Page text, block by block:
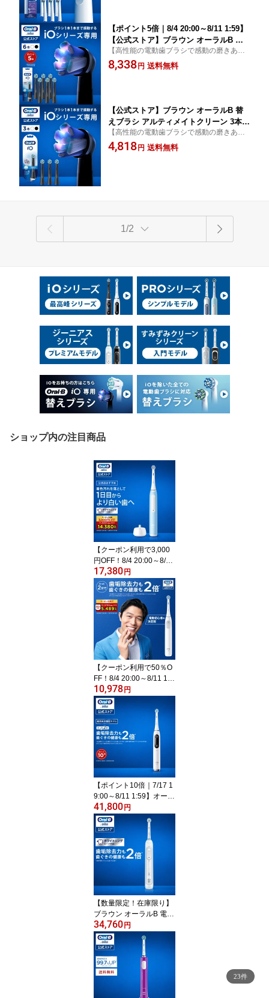
23件
外
【ポイント5倍｜8/4 20:00～8/11 1:59】
【公式ストア】ブラウン オーラルB 替
えブラシ アルティメイトクリーン 6本セ
ット |Braun Oral-B 公式ストア 正規品
【高性能の電動歯ブラシで感動の磨きあが
りへ】
8,338円 送料無料
【公式ストア】ブラウン オーラルB 替
えブラシ アルティメイトクリーン 3本入
り |Braun Oral-B 公式ストア 正規品 電
動歯ブラシ 電動 歯ブラシ 電動ハブラシ
【高性能の電動歯ブラシで感動の磨きあが
りへ】
4,818円 送料無料
1/2
ショップ内の注目商品
【クーポン利用で3,000
円OFF！8/4 20:00～8/11
1:59】ブラウン オーラル
B 電動歯ブラシ iO3 アイ
スブルー |Braun Oral-B
公式ストア 公式 電動 歯
ブラシ ハブラシ 正規品
充電式 セット 回転式 歯
間 歯石 除去 大人 プレゼ
ント 携帯 電動ハブラシ o
ralb はみがき iO
17,380円
【クーポン利用で50％O
FF！8/4 20:00～8/11 1:5
9】ブラウン オーラルB
電動歯ブラシ iO2 ホワイ
ト |Braun Oral-B 公式ス
トア 公式 電動 歯ブラシ
ハブラシ 正規品 充電式
セット 回転式 歯間 歯石
除去 大人 プレゼント 携
帯 電動ハブラシ oralb は
みがき iO
10,978円
【ポイント10倍｜7/17 1
9:00～8/11 1:59】オーラ
ルB 電動歯ブラシ iO9 プ
ロフェッショナル 歯科医
院モデル | Braun Oral-B
公式ストア 公式 電動 歯
ブラシ 正規品 充電式 セ
ット やわらかめ ホワイ
トニング 歯間 歯石 除去
電動ハブラシ オーラルケ
ア OFF
41,800円
【数量限定！在庫限り】
ブラウン オーラルB 電動
歯ブラシ ジーニアス 900
0 |Braun Oral-B 公式スト
ア 電動 歯ブラシ 本体 回
転 歯磨き 電動ハブラシ
充電式 携帯 ハミガキ 大
人 歯茎 舌 オーラルケア
オーラルビー OFF
34,760円